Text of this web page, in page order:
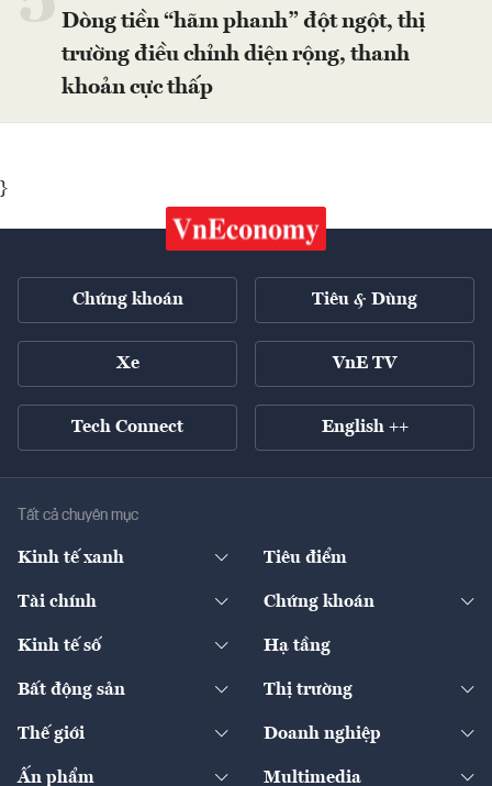
Dòng tiền “hãm phanh” đột ngột, thị
trường điều chỉnh diện rộng, thanh
khoản cực thấp
}
Chứng khoán Tiêu & Dùng
Xe VnE TV
Tech Connect English ++
Tất cả chuyên mục
Kinh tế xanh
Diễn đàn
Tiêu điểm
Tài chính
Ngân hàng
Bảo hiểm
Chứng khoán
Doanh nghiệp niêm yết
Khung pháp lý
Kinh tế số
Sản phẩm - Thị trường
Hạ tầng
Bất động sản
Chính sách
Thị trường
Thế giới
Kinh tế
Doanh nghiệp
Ấn phẩm Multimedia